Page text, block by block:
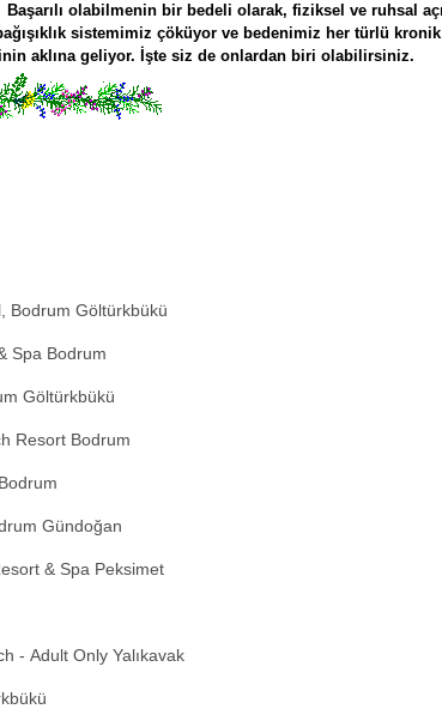
olabilmenin bir bedeli olarak, fiziksel ve ruhsal
sistemimiz çöküyor ve bedenimiz her türlü
aklına geliyor. İşte siz de onlardan biri olabilirsiniz.
Bodrum Göltürkbükü
Spa Bodrum
Göltürkbükü
Resort Bodrum
Gündoğan
& Spa Peksimet
- Adult Only Yalıkavak